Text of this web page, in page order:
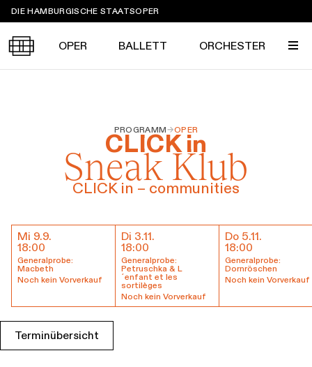
DIE HAMBURGISCHE STAATSOPER
OPER BALLETT ORCHESTER
Tickets &
Termine
KALENDER
PROGRAMM
Spielzeit 2026/2027 Premieren
Repertoire Konzerte Festivals
CLICK in
ÜBER UNS
Oper Ballett Orchester
Die Hamburgische Staatsoper
SERVICE
Tickets & Preise Ihr Besuch
DANKE
PROGRAMM→OPER
CLICK in
Sneak Klub
CLICK in – communities
Termine & Tickets
Mi 9.9.
18:00
Generalprobe:
Macbeth
Noch kein Vorverkauf
Di 3.11.
18:00
Generalprobe:
Petruschka & L
´enfant et les
sortilèges
Noch kein Vorverkauf
Do 5.11.
18:00
Generalprobe:
Dornröschen
Noch kein Vorverkauf
Terminübersicht